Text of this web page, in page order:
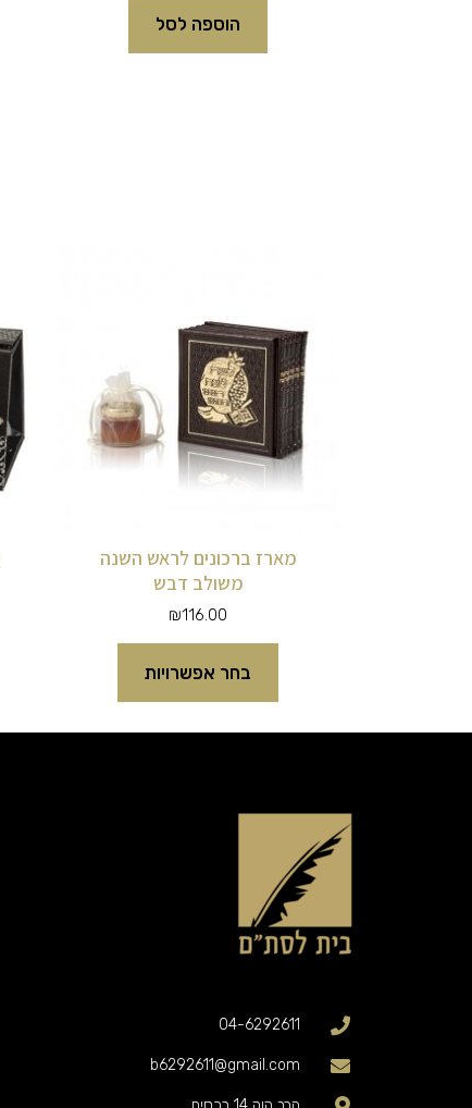
הוספה לסל
מארז ברכונים לראש השנה
משולב דבש
₪116.00
בחר אפשרויות
סוגים.
ניתן
לבחור
בעמוד
04-6292611
b6292611@gmail.com